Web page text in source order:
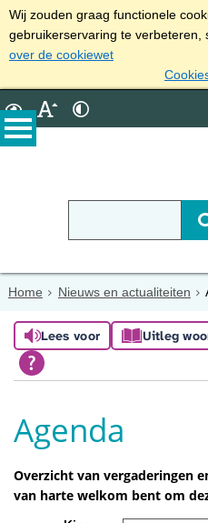
Wij zouden graag functionele
gebruikerservaring te verbeteren,
over de cookiewet
Home Nieuws en actualiteiten
Lees voor Uitleg
Agenda
Overzicht van vergaderingen
van harte welkom bent om